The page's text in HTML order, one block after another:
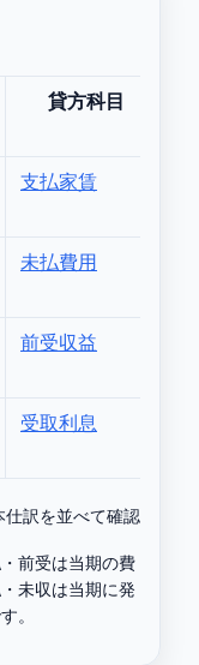
訳を並べて確認します
貸方科目
支払家賃
未払費用
前受収益
受取利息
前受は当期の費
未収は当期に発
。